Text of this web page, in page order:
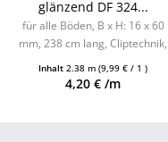
glänzend DF 324...
für alle Böden, B x H: 16 x 60
mm, 238 cm lang, Cliptechnik,
erhältlich
Inhalt2.38 m(9,99 € / 1 )
4,20 € /m